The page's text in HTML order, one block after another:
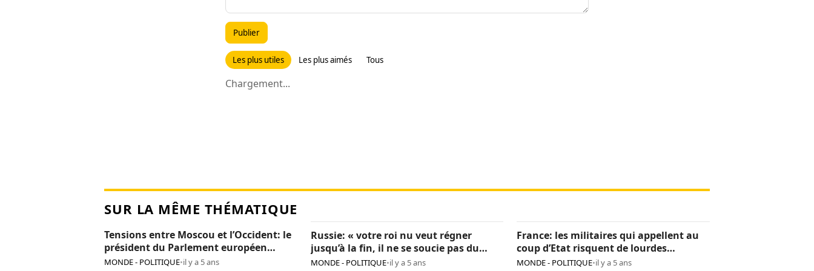
Publier
Les plus utiles Les plus aimés Tous
Chargement...
SUR LA MÊME THÉMATIQUE
Tensions entre Moscou et l’Occident: le
président du Parlement européen
persona non grata en Russie
MONDE - POLITIQUE•il y a 5 ans
Russie: « votre roi nu veut régner
jusqu’à la fin, il ne se soucie pas du
pays », Navalny critique encore Poutine
MONDE - POLITIQUE•il y a 5 ans
France: les militaires qui appellent au
coup d’Etat risquent de lourdes
sanctions
MONDE - POLITIQUE•il y a 5 ans